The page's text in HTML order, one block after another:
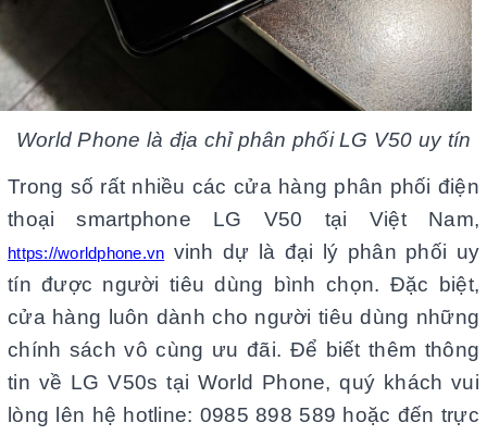
World Phone là địa chỉ phân phối LG V50 uy tín
Trong số rất nhiều các cửa hàng phân phối điện
thoại smartphone LG V50 tại Việt Nam,
https://worldphone.vn vinh dự là đại lý phân phối uy
tín được người tiêu dùng bình chọn. Đặc biệt,
cửa hàng luôn dành cho người tiêu dùng những
chính sách vô cùng ưu đãi. Để biết thêm thông
tin về LG V50s tại World Phone, quý khách vui
lòng lên hệ hotline: 0985 898 589 hoặc đến trực